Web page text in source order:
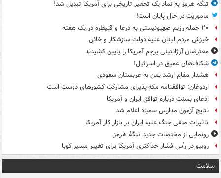
تنگه هرمز به نماد یک تحقیر تاریخی برای آمریکا تبدیل شد!
ماموریت در حال پایان است!
۲۰ حمله رژیم صهیونیستی به درعا و قنیطره در یک هفته
خیزش مردم لبنان علیه دولت سازشکار و خائن
معترضان آرژانتینی پرچم آمریکا را پایین کشیدند
شکاف‌های عمیق در اسرائیل!
هشدار مقام ارشد یمن به عربستان سعودی
اردوغان: توافقنامه مکه پذیرای مشارکت کشورهای دوست است
ادعای بسنت درباره توافق ایران و آمریکا
نتایج آزمون مدارس سمپاد اعلام شد
تاثیرات منفی جنگ علیه ایران بر بازار کار آمریکا
رونمایی از مختصات جدید تنگۀ هرمز
روبیو در رأس فشار حداکثری آمریکا برای تغییر مسیر کوبا
سلامت